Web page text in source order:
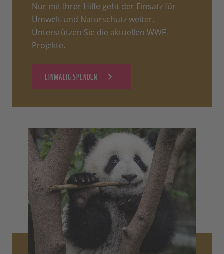
Nur mit Ihrer Hilfe geht der Einsatz für
Umwelt-und Naturschutz weiter.
Unterstützen Sie die aktuellen WWF-
Projekte.
EINMALIG SPENDEN